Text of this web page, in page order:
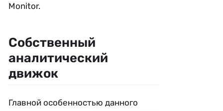
Monitor.
Собственный
аналитический
движок
Главной особенностью данного